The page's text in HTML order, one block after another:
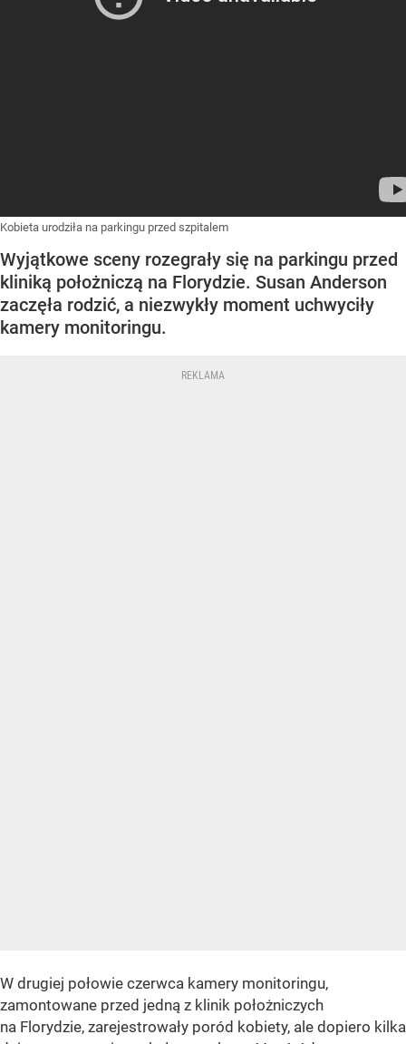
Kobieta urodziła na parkingu przed szpitalem
Wyjątkowe sceny rozegrały się na parkingu przed
kliniką położniczą na Florydzie. Susan Anderson
zaczęła rodzić, a niezwykły moment uchwyciły
kamery monitoringu.
W drugiej połowie czerwca kamery monitoringu,
zamontowane przed jedną z klinik położniczych
na Florydzie, zarejestrowały poród kobiety, ale dopiero kilka